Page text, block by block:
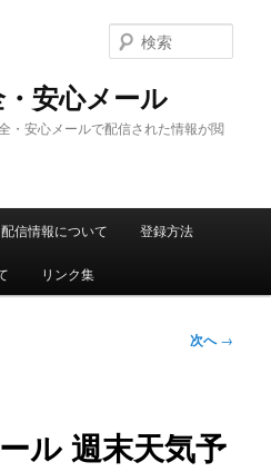
安心メール
・安心メールで配信された情報が閲
索
配信情報について 登録方法
リンク集
次へ→
ル 週末天気予